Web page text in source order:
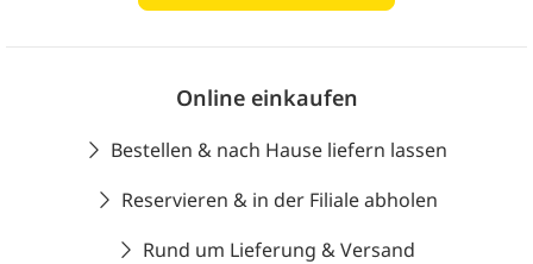
Online einkaufen
Bestellen & nach Hause liefern lassen
Reservieren & in der Filiale abholen
Rund um Lieferung & Versand